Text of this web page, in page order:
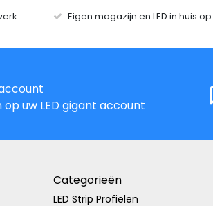
Eigen magazijn en LED in huis
op uw LED gigant account
Categorieën
LED Strip Profielen